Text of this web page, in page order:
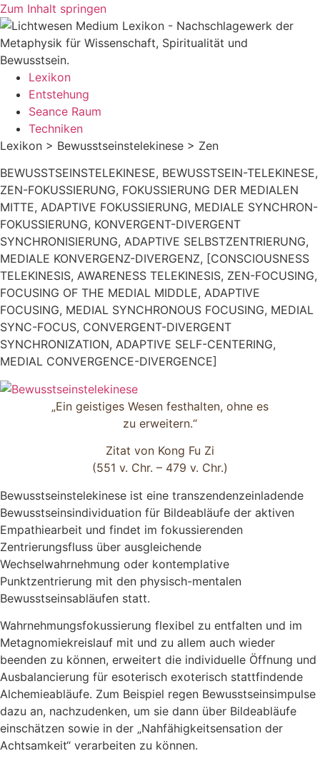
Zum Inhalt springen
Lexikon
Entstehung
Seance Raum
Techniken
Lexikon > Bewusstseinstelekinese > Zen
BEWUSSTSEINSTELEKINESE, BEWUSSTSEIN-TELEKINESE,
ZEN-FOKUSSIERUNG, FOKUSSIERUNG DER MEDIALEN
MITTE, ADAPTIVE FOKUSSIERUNG, MEDIALE SYNCHRON-
FOKUSSIERUNG, KONVERGENT-DIVERGENT
SYNCHRONISIERUNG, ADAPTIVE SELBSTZENTRIERUNG,
MEDIALE KONVERGENZ-DIVERGENZ, [CONSCIOUSNESS
TELEKINESIS, AWARENESS TELEKINESIS, ZEN-FOCUSING,
FOCUSING OF THE MEDIAL MIDDLE, ADAPTIVE
FOCUSING, MEDIAL SYNCHRONOUS FOCUSING, MEDIAL
SYNC-FOCUS, CONVERGENT-DIVERGENT
SYNCHRONIZATION, ADAPTIVE SELF-CENTERING,
MEDIAL CONVERGENCE-DIVERGENCE]
„Ein geistiges Wesen festhalten, ohne es
zu erweitern.“
Zitat von Kong Fu Zi
(551 v. Chr. – 479 v. Chr.)
Bewusstseinstelekinese ist eine transzendenzeinladende
Bewusstseinsindividuation für Bildeabläufe der aktiven
Empathiearbeit und findet im fokussierenden
Zentrierungsfluss über ausgleichende
Wechselwahrnehmung oder kontemplative
Punktzentrierung mit den physisch-mentalen
Bewusstseinsabläufen statt.
Wahrnehmungsfokussierung flexibel zu entfalten und im
Metagnomiekreislauf mit und zu allem auch wieder
beenden zu können, erweitert die individuelle Öffnung und
Ausbalancierung für esoterisch exoterisch stattfindende
Alchemieabläufe. Zum Beispiel regen Bewusstseinsimpulse
dazu an, nachzudenken, um sie dann über Bildeabläufe
einschätzen sowie in der „Nahfähigkeitsensation der
Achtsamkeit“ verarbeiten zu können.